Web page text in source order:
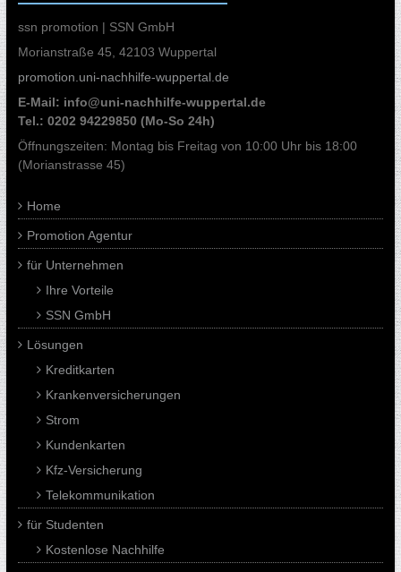
ssn promotion | SSN GmbH
Morianstraße 45, 42103 Wuppertal
promotion.uni-nachhilfe-wuppertal.de
E-Mail: info@uni-nachhilfe-wuppertal.de
Tel.: 0202 94229850 (Mo-So 24h)
Öffnungszeiten: Montag bis Freitag von 10:00 Uhr bis 18:00
(Morianstrasse 45)
Home
Promotion Agentur
für Unternehmen
Ihre Vorteile
SSN GmbH
Lösungen
Kreditkarten
Krankenversicherungen
Strom
Kundenkarten
Kfz-Versicherung
Telekommunikation
für Studenten
Kostenlose Nachhilfe